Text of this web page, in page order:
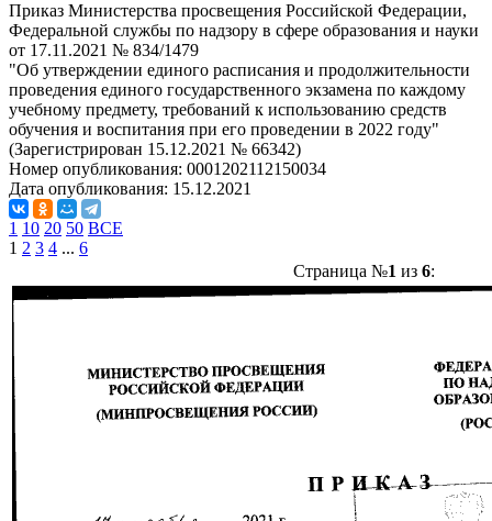
Приказ Министерства просвещения Российской Федерации,
Федеральной службы по надзору в сфере образования и науки
от 17.11.2021 № 834/1479
"Об утверждении единого расписания и продолжительности
проведения единого государственного экзамена по каждому
учебному предмету, требований к использованию средств
обучения и воспитания при его проведении в 2022 году"
(Зарегистрирован 15.12.2021 № 66342)
Номер опубликования: 0001202112150034
Дата опубликования: 15.12.2021
1 10 20 50 ВСЕ
1 2 3 4 ... 6
Страница №1 из 6: